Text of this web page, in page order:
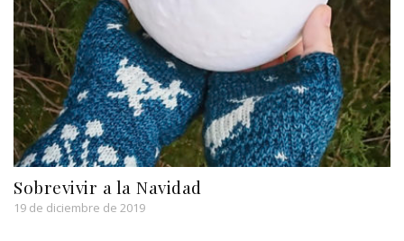
Sobrevivir a la Navidad
19 de diciembre de 2019